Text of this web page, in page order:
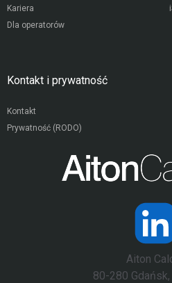
Kariera
Dla operatorów
Kontakt i prywatność
Kontakt
Prywatność (RODO)
Aiton
80-280 Gdańsk,